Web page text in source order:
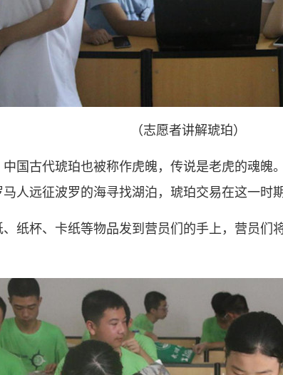
（志愿者讲解琥珀）
国古代琥珀也被称作虎魄，传说是老虎的魂魄
人远征波罗的海寻找湖泊，琥珀交易在这一时
纸杯、卡纸等物品发到营员们的手上，营员们